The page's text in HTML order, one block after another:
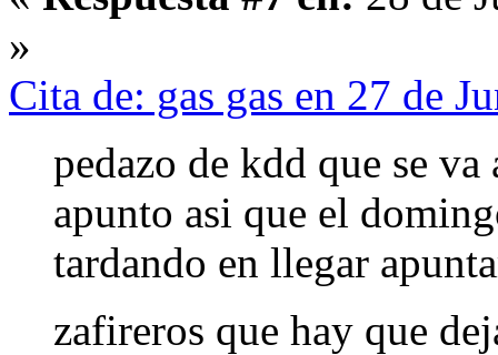
»
Cita de: gas gas en 27 de
pedazo de kdd que se
apunto asi que el
tardando en llegar
zafireros que hay que